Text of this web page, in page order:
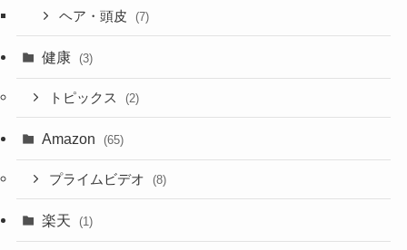
ヘア・頭皮 (7)
健康 (3)
トピックス (2)
Amazon (65)
プライムビデオ (8)
楽天 (1)